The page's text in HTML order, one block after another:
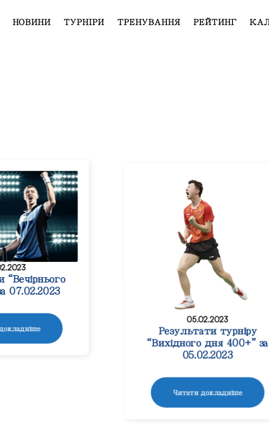
НОВИНИ ТУРНІРИ ТРЕНУВАННЯ РЕЙТИНГ
“Вечірнього
07.02.2023
05.02.2023
Результати турніру
“Вихідного дня 400+” за
05.02.2023
Читати докладніше